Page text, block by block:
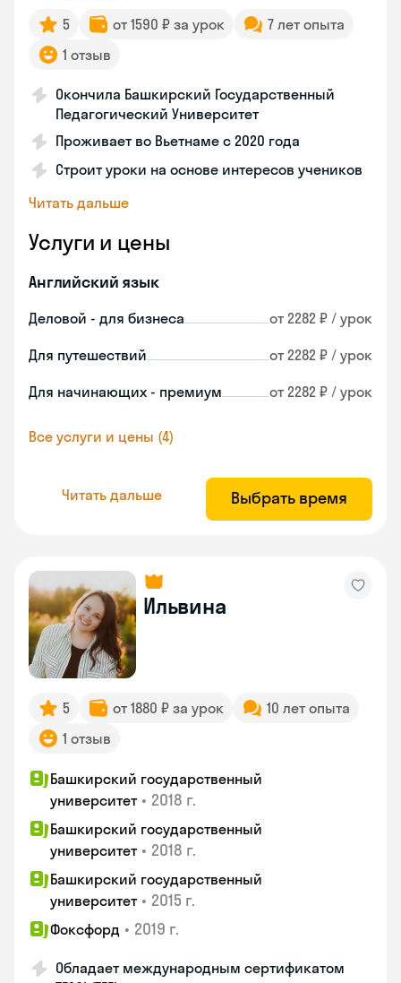
5 от 1590 ₽ за урок
7 лет опыта
1 отзыв
Окончила Башкирский Государственный
Педагогический Университет
Проживает во Вьетнаме с 2020 года
Строит уроки на основе интересов учеников
Читать дальше
Услуги и цены
Английский язык
Деловой - для бизнеса от 2282 ₽ / урок
Для путешествий от 2282 ₽ / урок
Для начинающих - премиум от 2282 ₽ / урок
Все услуги и цены (4)
Читать дальше Выбрать время
Ильвина
5 от 1880 ₽ за урок
10 лет опыта
1 отзыв
Башкирский государственный
университет • 2018 г.
Башкирский государственный
университет • 2018 г.
Башкирский государственный
университет • 2015 г.
Фоксфорд • 2019 г.
Обладает международным сертификатом